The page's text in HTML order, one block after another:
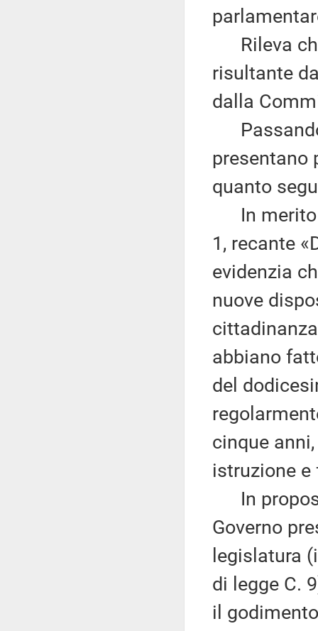
Rileva
risultante
dalla
presentano
quanto
In merito
1, recante
evidenzia
nuove
abbiano
del
cinque
istruzione
In
Governo
legislatura
di legge C.
il